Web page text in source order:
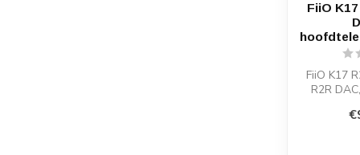
FiiO
FiiO K17
R2R